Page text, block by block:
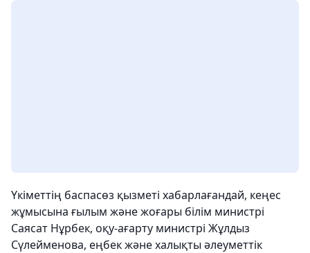
Үкіметтің баспасөз қызметі хабарлағандай, кеңес
жұмысына ғылым және жоғары білім министрі
Саясат Нұрбек, оқу-ағарту министрі Жұлдыз
Сүлейменова, еңбек және халықты әлеуметтік